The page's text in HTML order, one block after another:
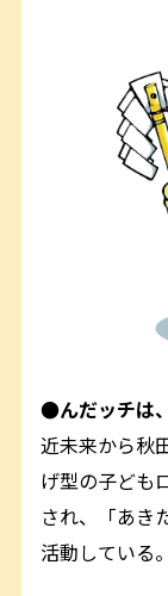
●んだッチは
近未来から秋
げ型の子ども
され、「あき
活動している